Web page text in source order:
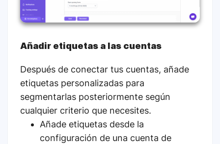
Añadir etiquetas a las cuentas
Después de conectar tus cuentas, añade
etiquetas personalizadas para
segmentarlas posteriormente según
cualquier criterio que necesites.
Añade etiquetas desde la
configuración de una cuenta de